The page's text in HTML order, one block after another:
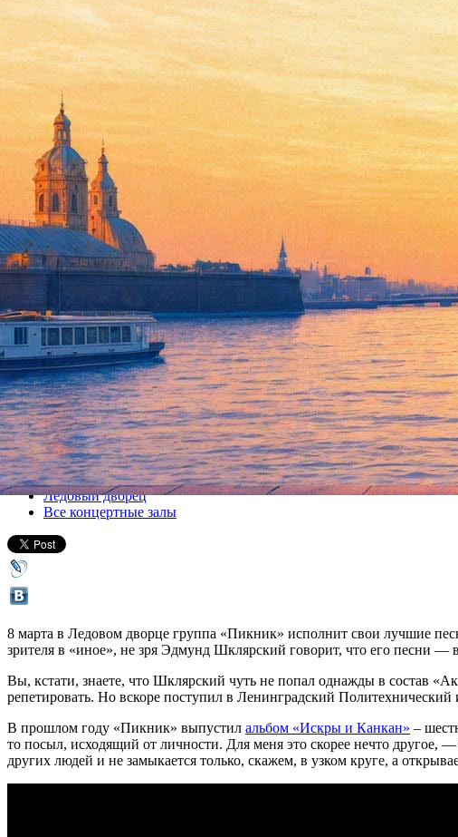
«Пикник» погрузит зрителей в
08 марта 2018, четверг,19.00
Версия для печати
Все концерты
Ледовый дворец
Все концертные залы
8 марта в Ледовом дворце группа «Пикник» исполнит свои лучшие
зрителя в «иное», не зря Эдмунд Шклярский говорит, что его песни
Вы, кстати, знаете, что Шклярский чуть не попал однажды в состав
репетировать. Но вскоре поступил в Ленинградский
В прошлом году «Пикник» выпустил альбом «Искры и Канкан» –
то посыл, исходящий от личности. Для меня это скорее нечто
других людей и не замыкается только, скажем, в узком круге, а